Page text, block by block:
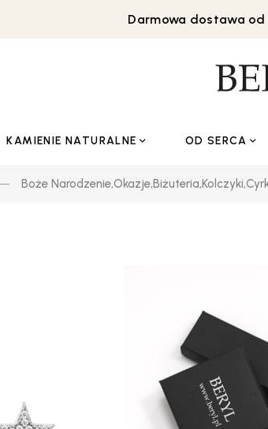
Darmowa dostawa od
KAMIENIE NATURALNE OD SERCA
Boże Narodzenie,Okazje,Biżuteria,Kolczyki,